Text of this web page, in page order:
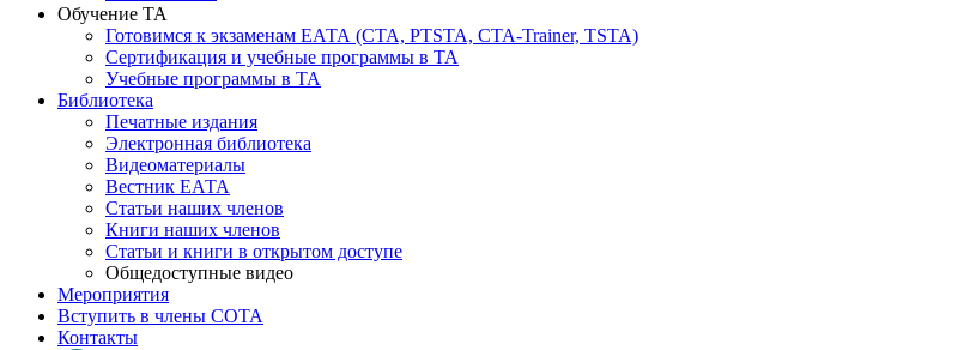
Обучение ТА
Готовимся к экзаменам ЕАТА (СТА, PTSTA, СТА-Trainer, TSTA)
Сертификация и учебные программы в ТА
Учебные программы в ТА
Библиотека
Печатные издания
Электронная библиотека
Видеоматериалы
Вестник ЕАТА
Статьи наших членов
Книги наших членов
Статьи и книги в открытом доступе
Общедоступные видео
Мероприятия
Вступить в члены СОТА
Контакты